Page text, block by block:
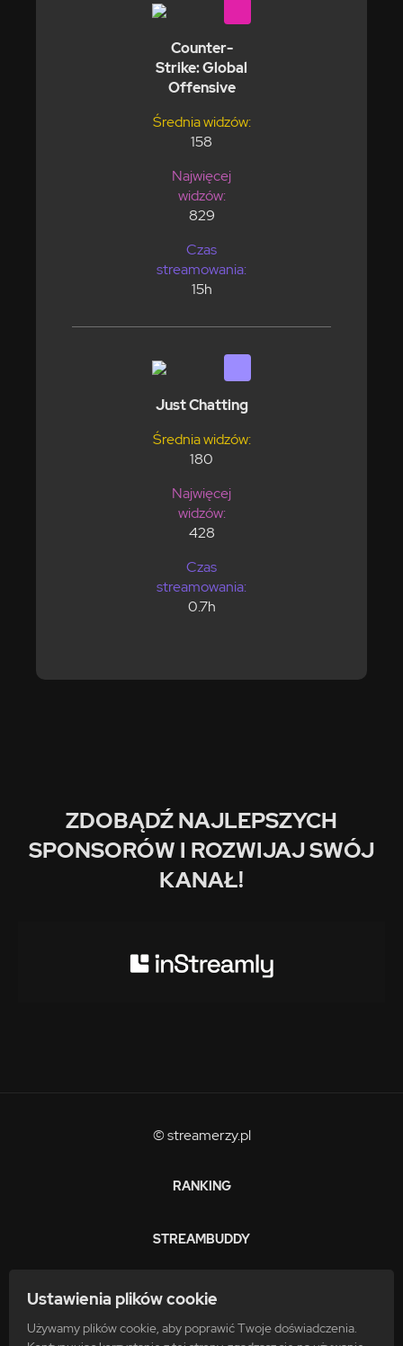
Counter-
Strike: Global
Offensive
Średnia widzów:
158
Najwięcej
widzów:
829
Czas
streamowania:
15h
Just Chatting
Średnia widzów:
180
Najwięcej
widzów:
428
Czas
streamowania:
0.7h
ZDOBĄDŹ NAJLEPSZYCH
SPONSORÓW I ROZWIJAJ SWÓJ
KANAŁ!
Ustawienia plików cookie
Używamy plików cookie, aby poprawić Twoje doświadczenia.
© streamerzy.pl
RANKING
STREAMBUDDY
ZARABIAJ